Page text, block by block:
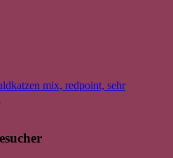
mix, redpoint, sehr